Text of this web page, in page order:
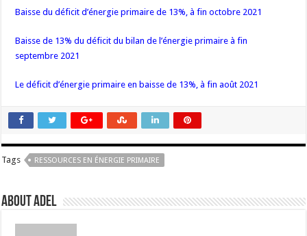
Baisse du déficit d’énergie primaire de 13%, à fin octobre 2021
Baisse de 13% du déficit du bilan de l’énergie primaire à fin
septembre 2021
Le déficit d’énergie primaire en baisse de 13%, à fin août 2021
Tags RESSOURCES EN ÉNERGIE PRIMAIRE
About Adel